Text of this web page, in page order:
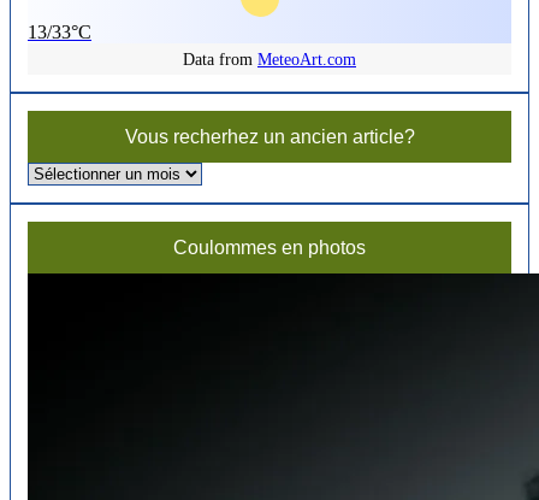
13/33°C
Data from MeteoArt.com
Vous recherhez un ancien article?
Vous
Coulommes en photos